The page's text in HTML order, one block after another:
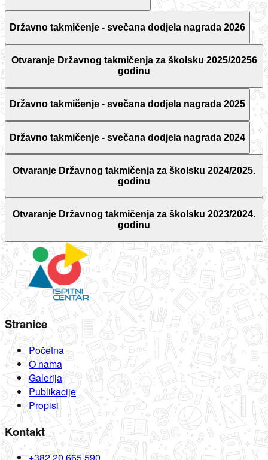
Državno takmičenje - svečana dodjela nagrada 2026
Otvaranje Državnog takmičenja za školsku 2025/20256
godinu
Državno takmičenje - svečana dodjela nagrada 2025
Državno takmičenje - svečana dodjela nagrada 2024
Otvaranje Državnog takmičenja za školsku 2024/2025.
godinu
Otvaranje Državnog takmičenja za školsku 2023/2024.
godinu
Stranice
Početna
O nama
Galerija
Publikacije
Propisi
Kontakt